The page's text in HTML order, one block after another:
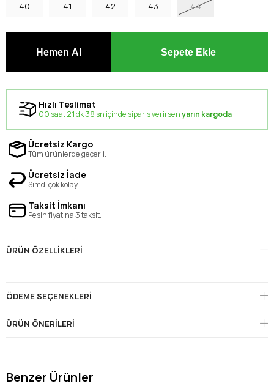
40 41 42 43 44
Hızlı Teslimat
00 saat 21 dk 38 sn içinde sipariş verirsenyarın kargoda
Ücretsiz Kargo
Tüm ürünlerde geçerli.
Ücretsiz İade
Şimdi çok kolay.
Taksit İmkanı
Peşin fiyatına 3 taksit.
ÜRÜN ÖZELLIKLERI
ÖDEME SEÇENEKLERI
ÜRÜN ÖNERILERI
Benzer Ürünler